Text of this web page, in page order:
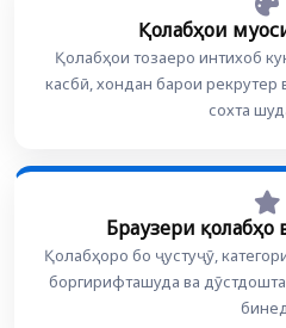
Қолабҳои
Қолабҳои тозаеро интихоб
касбӣ, хондан барои
сохта
Браузери
Қолабҳоро бо ҷустуҷӯ,
боргирифташуда ва